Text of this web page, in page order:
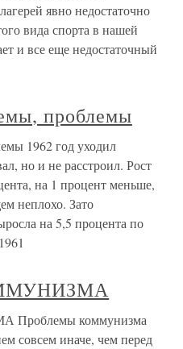
явно недостаточно
вида спорта в нашей
и все еще недостаточный
проблемы
1962 год уходил
но и не расстроил. Рост
на 1 процент меньше,
неплохо. Зато
на 5,5 процента по
коммунизма
совсем иначе, чем перед